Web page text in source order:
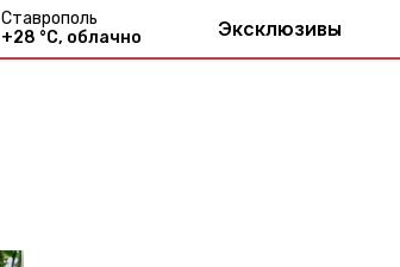
Ставрополь
+28 °С, облачно Эксклюзивы